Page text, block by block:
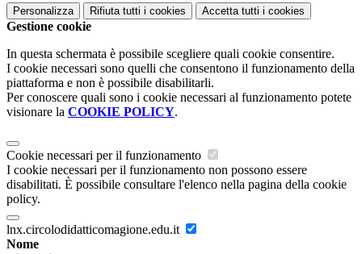
Personalizza Rifiuta tutti i cookies Accetta tutti i cookies
Gestione cookie
In questa schermata è possibile scegliere quali cookie consentire.
I cookie necessari sono quelli che consentono il funzionamento della
piattaforma e non è possibile disabilitarli.
Per conoscere quali sono i cookie necessari al funzionamento potete
visionare la COOKIE POLICY.
Cookie necessari per il funzionamento
I cookie necessari per il funzionamento non possono essere
disabilitati. È possibile consultare l'elenco nella pagina della cookie
policy.
lnx.circolodidatticomagione.edu.it
Nome